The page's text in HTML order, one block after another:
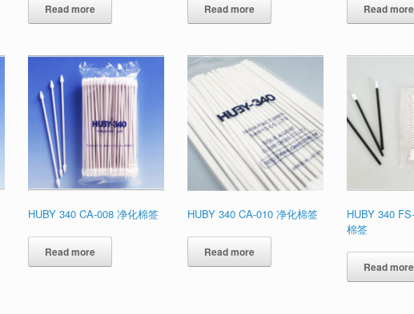
Read more Read more Read more
HUBY 340 CA-008 净化棉签
Read more
HUBY 340 CA-010 净化棉签
Read more
HUBY 340
棉签
Read more